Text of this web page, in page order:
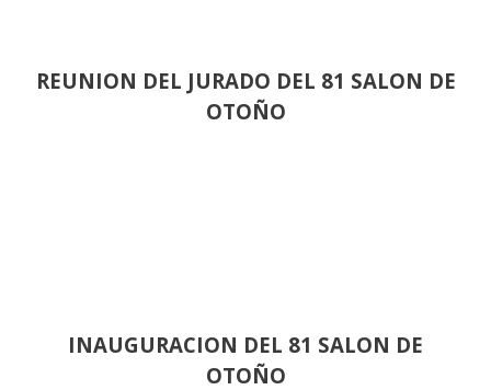
REUNION DEL JURADO DEL 81 SALON DE
OTOÑO
INAUGURACION DEL 81 SALON DE
OTOÑO